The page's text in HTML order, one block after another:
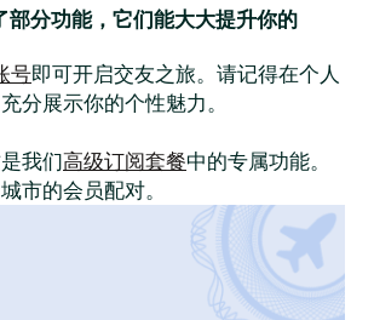
分功能，它们能大大提升你的
号即可开启交友之旅。请记得在个人
分展示你的个性魅力。
我们高级订阅套餐中的专属功能。
市的会员配对。